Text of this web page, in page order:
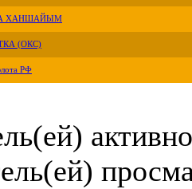
ХАНШАЙЫМ
(ОКС)
РФ
активно